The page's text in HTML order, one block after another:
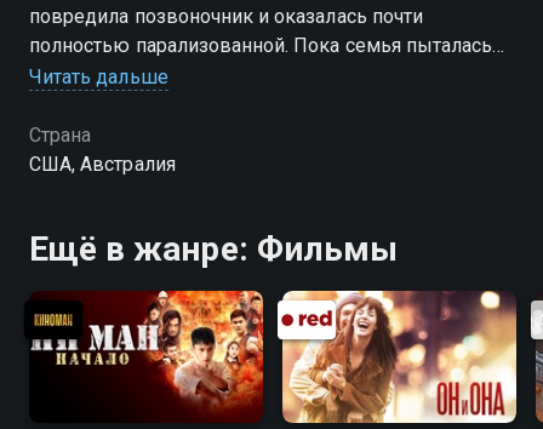
повредила позвоночник и оказалась почти
полностью парализованной. Пока семья пыталась
справиться с испытанием, у них появился
которого Блумы назвали Пингвин
Читать дальше
Страна
США, Австралия
Ещё в жанре: Фильмы